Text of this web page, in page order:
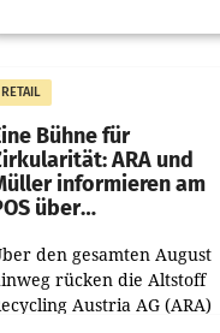
RETAIL
Bühne für
ARA und
informieren am
über
den gesamten August
rücken die Altstoff
Austria AG (ARA)